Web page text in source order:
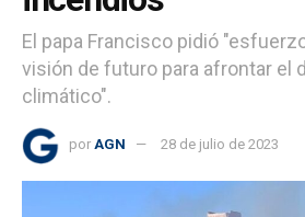
El papa Francisco pidió
visión de futuro para afrontar el
climático".
por AGN 28 de julio de 2023